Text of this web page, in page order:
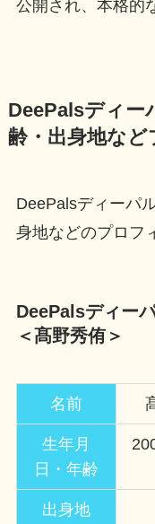
公開され、本格的
DeePalsディー
齢・出身地など
DeePalsディーパ
身地などのプロフ
DeePalsディー
＜髙野秀侑＞
名前
生年月
日・年齢
出身地